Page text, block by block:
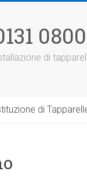
di
di